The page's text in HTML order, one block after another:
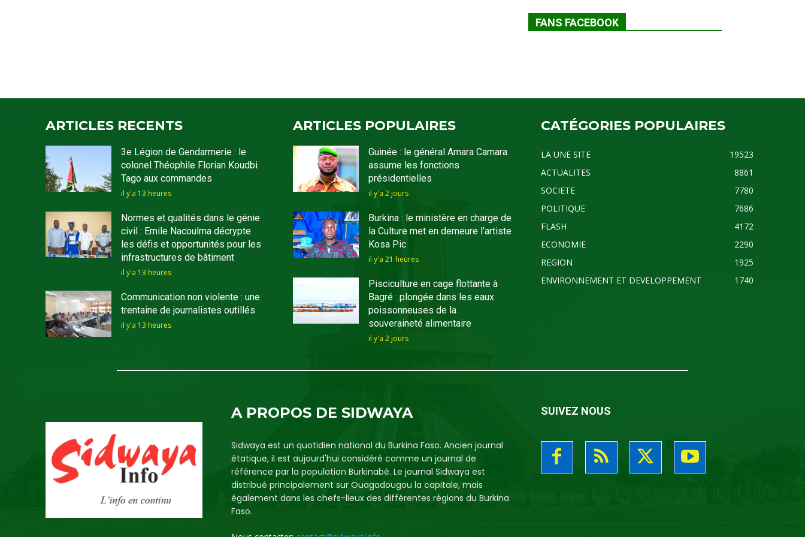
FANS FACEBOOK
ARTICLES RECENTS
3e Légion de Gendarmerie : le
colonel Théophile Florian Koudbi
Tago aux commandes
il y'a 13 heures
Normes et qualités dans le génie
civil : Emile Nacoulma décrypte
les défis et opportunités pour les
infrastructures de bâtiment
il y'a 13 heures
Communication non violente : une
trentaine de journalistes outillés
il y'a 13 heures
ARTICLES POPULAIRES
Guinée : le général Amara Camara
assume les fonctions
présidentielles
il y'a 2 jours
Burkina : le ministère en charge de
la Culture met en demeure l’artiste
Kosa Pic
il y'a 21 heures
Pisciculture en cage flottante à
Bagré : plongée dans les eaux
poissonneuses de la
souveraineté alimentaire
il y'a 2 jours
CATÉGORIES POPULAIRES
LA UNE SITE
19523
ACTUALITES
8861
SOCIETE
7780
POLITIQUE
7686
FLASH
4172
ECONOMIE
2290
REGION
1925
ENVIRONNEMENT ET DEVELOPPEMENT
1740
A PROPOS DE SIDWAYA
Sidwaya est un quotidien national du Burkina Faso. Ancien journal
étatique, il est aujourd'hui considéré comme un journal de
référence par la population Burkinabè. Le journal Sidwaya est
distribué principalement sur Ouagadougou la capitale, mais
également dans les chefs-lieux des différentes régions du Burkina
Faso.
SUIVEZ NOUS